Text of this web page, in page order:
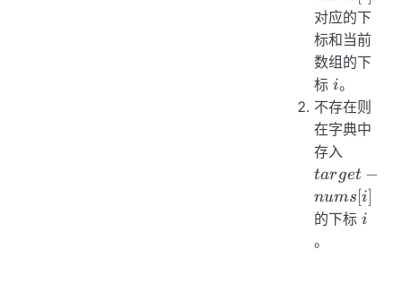
对应的下
标和当前
数组的下
标i
i。
不存在则
在字典中
存入
nums[i]
target −
nums [i]
的下标i
i
。